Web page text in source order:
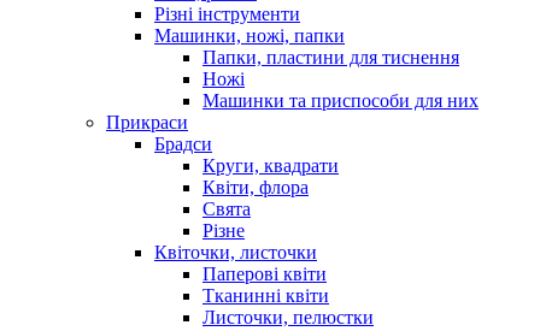
Різні інструменти
Машинки, ножі, папки
Папки, пластини для тиснення
Ножі
Машинки та приспособи для них
Прикраси
Брадси
Круги, квадрати
Квіти, флора
Свята
Різне
Квіточки, листочки
Паперові квіти
Тканинні квіти
Листочки, пелюстки